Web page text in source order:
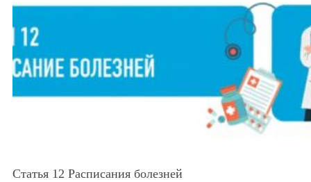
Статья 12 Расписания болезней